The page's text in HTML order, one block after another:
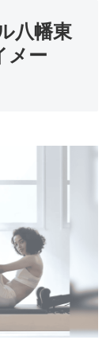
八幡東
メー